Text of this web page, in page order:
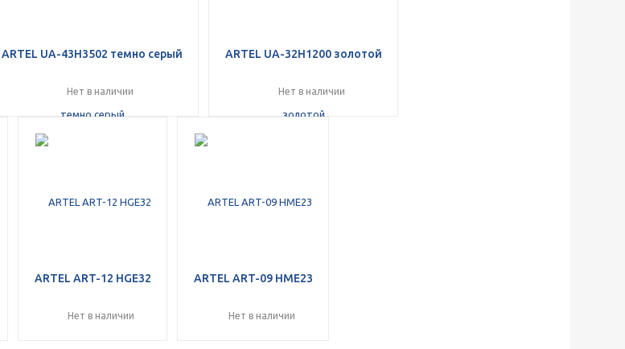
ARTEL UA-43H3502 темно серый
Нет в наличии
ARTEL UA-32H1200 золотой
Нет в наличии
ARTEL ART-12 HGE32
Нет в наличии
ARTEL ART-09 HME23
Нет в наличии